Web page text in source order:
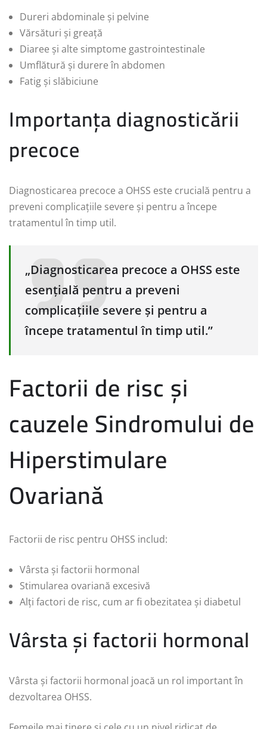
Dureri abdominale și pelvine
Vărsături și greață
Diaree și alte simptome gastrointestinale
Umflătură și durere în abdomen
Fatig și slăbiciune
Importanța diagnosticării
precoce
Diagnosticarea precoce a OHSS este crucială pentru a
preveni complicațiile severe și pentru a începe
tratamentul în timp util.
„Diagnosticarea precoce a OHSS este
esențială pentru a preveni
complicațiile severe și pentru a
începe tratamentul în timp util.”
Factorii de risc și
cauzele Sindromului de
Hiperstimulare
Ovariană
Factorii de risc pentru OHSS includ:
Vârsta și factorii hormonal
Stimularea ovariană excesivă
Alți factori de risc, cum ar fi obezitatea și diabetul
Vârsta și factorii hormonal
Vârsta și factorii hormonal joacă un rol important în
dezvoltarea OHSS.